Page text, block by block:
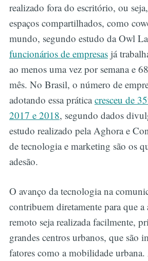
realizado fora do escritório, ou
espaços compartilhados, como
mundo, segundo estudo da Owl
funcionários de empresasjá
ao menos uma vez por semana e
mês. No Brasil, o número de
adotando essa práticacresceu de
2017 e 2018, segundo dados
estudo realizado pela Aghora e
de tecnologia e marketing são os
adesão.
O avanço da tecnologia na
contribuem diretamente para que a
remoto seja realizada facilmente,
grandes centros urbanos, que são
fatores como a mobilidade